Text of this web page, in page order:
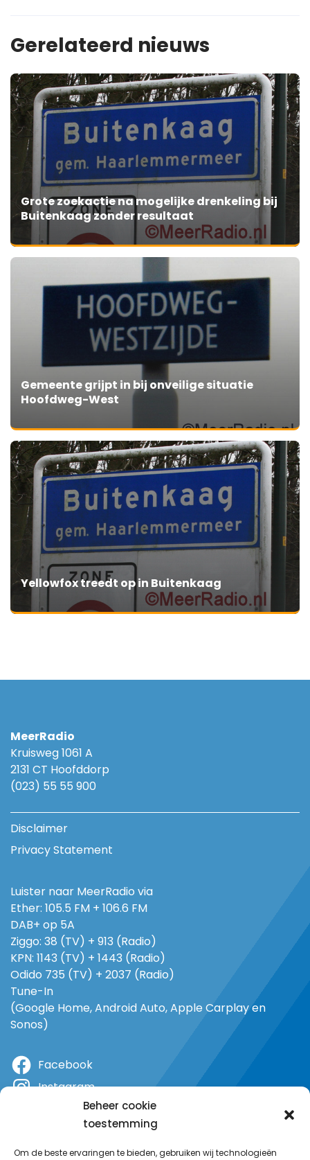
Beheer cookie
toestemming
Om de beste ervaringen te bieden, gebruiken wij technologieën
Gerelateerd nieuws
Grote zoekactie na mogelijke drenkeling bij
Buitenkaag zonder resultaat
Gemeente grijpt in bij onveilige situatie
Hoofdweg-West
Yellowfox treedt op in Buitenkaag
MeerRadio
Kruisweg 1061 A
2131 CT Hoofddorp
(023) 55 55 900
Disclaimer
Privacy Statement
Luister naar MeerRadio via
Ether: 105.5 FM + 106.6 FM
DAB+ op 5A
Ziggo: 38 (TV) + 913 (Radio)
KPN: 1143 (TV) + 1443 (Radio)
Odido 735 (TV) + 2037 (Radio)
Tune-In
(Google Home, Android Auto, Apple Carplay en
Sonos)
Facebook
Instagram
YouTube